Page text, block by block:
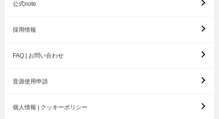
公式note
採用情報
FAQ | お問い合わせ
音源使用申請
個人情報 | クッキーポリシー